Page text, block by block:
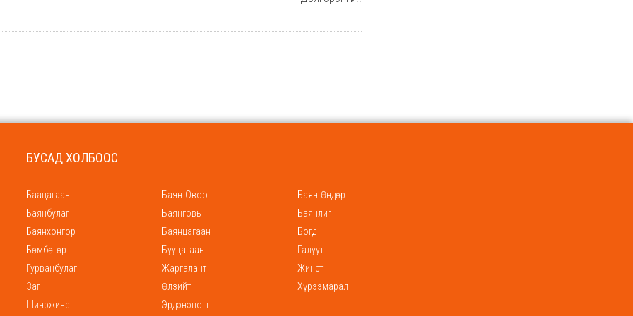
БУСАД ХОЛБООС
Баацагаан Баян-Овоо
Баян-Өндөр
Баянбулаг
Баянговь
Баянлиг
Баянхонгор
Баянцагаан
Богд
Бөмбөгөр
Бууцагаан
Галуут
Гурванбулаг
Жаргалант
Жинст
Заг
Өлзийт
Хүрээмарал
Шинэжинст
Эрдэнэцогт